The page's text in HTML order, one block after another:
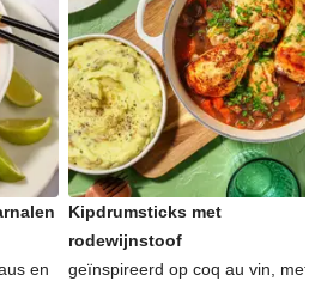
en
Kipdrumsticks met
rodewijnstoof
geïnspireerd op coq au vin, met